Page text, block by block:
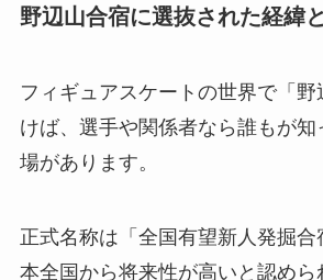
野辺山合宿に選抜された経緯
フィギュアスケートの世界で「野
けば、選手や関係者なら誰もが知
場があります。
正式名称は「全国有望新人発掘合
本全国から将来性が高いと認め